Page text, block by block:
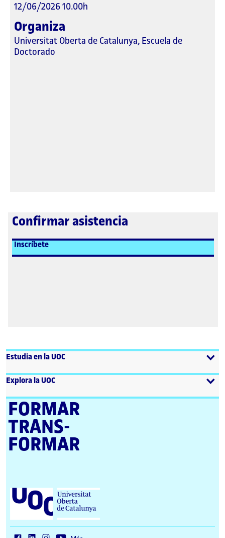
12/06/2026 10.00h
Organiza
Universitat Oberta de Catalunya, Escuela de
Doctorado
Confirmar asistencia
Inscríbete
Estudia en la UOC
Explora la UOC
FORMAR
TRANS­
FORMAR
U
e